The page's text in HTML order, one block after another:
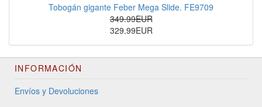
Tobogán gigante Feber Mega Slide. FE9709
349.99EUR
329.99EUR
INFORMACIÓN
Envíos y Devoluciones